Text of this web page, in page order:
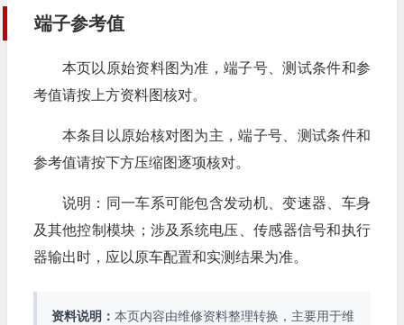
端子参考值
本页以原始资料图为准，端子号、测试条件和参
考值请按上方资料图核对。
本条目以原始核对图为主，端子号、测试条件和
参考值请按下方压缩图逐项核对。
说明：同一车系可能包含发动机、变速器、车身
及其他控制模块；涉及系统电压、传感器信号和执行
器输出时，应以原车配置和实测结果为准。
资料说明： 本页内容由维修资料整理转换，主要用于维